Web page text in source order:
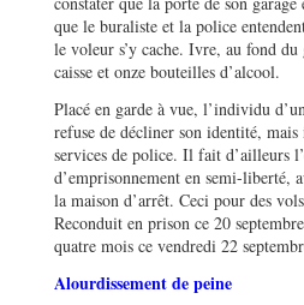
que le buraliste et la police
le voleur s’y cache. Ivre, au fond
caisse et onze bouteilles d’alcool.
Placé en garde à vue, l’individu
refuse de décliner son identité,
services de police. Il fait d’ailleurs
d’emprisonnement en semi-liberté,
la maison d’arrêt. Ceci pour des
Reconduit en prison ce 20
quatre mois ce vendredi 22
Alourdissement de peine